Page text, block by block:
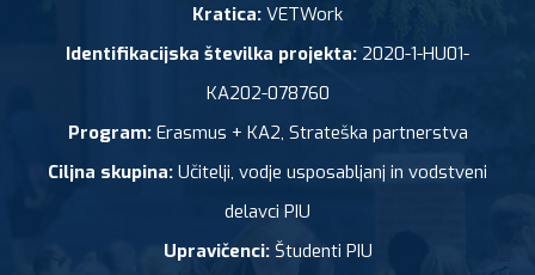
Kratica: VETWork
Identifikacijska številka projekta: 2020-1-HU01-
KA202-078760
Program:Erasmus + KA2, Strateška partnerstva
Ciljna skupina: Učitelji, vodje usposabljanj in vodstveni
delavci PIU
Upravičenci:Študenti PIU